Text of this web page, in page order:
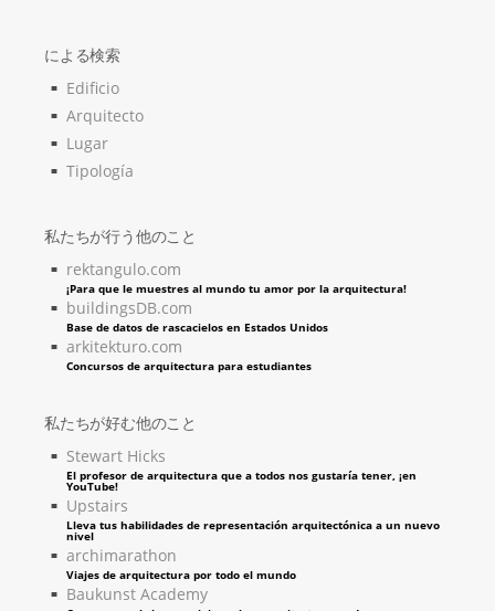
による検索
Edificio
Arquitecto
Lugar
Tipología
私たちが行う他のこと
rektangulo.com
¡Para que le muestres al mundo tu amor por la arquitectura!
buildingsDB.com
Base de datos de rascacielos en Estados Unidos
arkitekturo.com
Concursos de arquitectura para estudiantes
私たちが好む他のこと
Stewart Hicks
El profesor de arquitectura que a todos nos gustaría tener, ¡en
YouTube!
Upstairs
Lleva tus habilidades de representación arquitectónica a un nuevo
nivel
archimarathon
Viajes de arquitectura por todo el mundo
Baukunst Academy